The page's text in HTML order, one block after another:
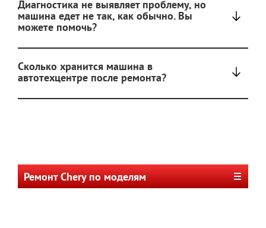
Диагностика не выявляет проблему, но
машина едет не так, как обычно. Вы
можете помочь?
Сколько хранится машина в
автотехцентре после ремонта?
Ремонт Chery по моделям